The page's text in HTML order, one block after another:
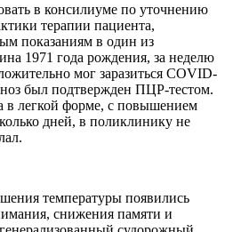
в консилиуме по уточнению
терапии пациента,
показаниям в один из
1971 года рождения, за неделю
мог заразиться COVID-
был подтвержден ПЦР-тестом.
в легкой форме, с повышением
дней, в поликлинику не
температуры появились
снижения памяти и